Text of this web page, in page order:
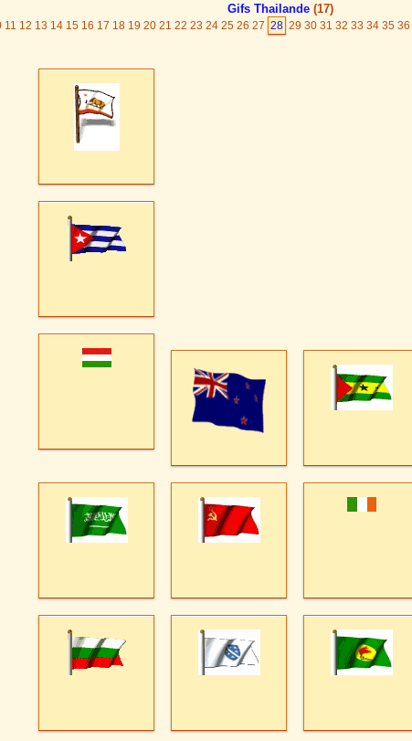
Gifs Thailande (17)
11 12 13 14 15 16 17 18 19 20 21 22 23 24 25 26 27 28 29 30 31 32 33 34 35 36